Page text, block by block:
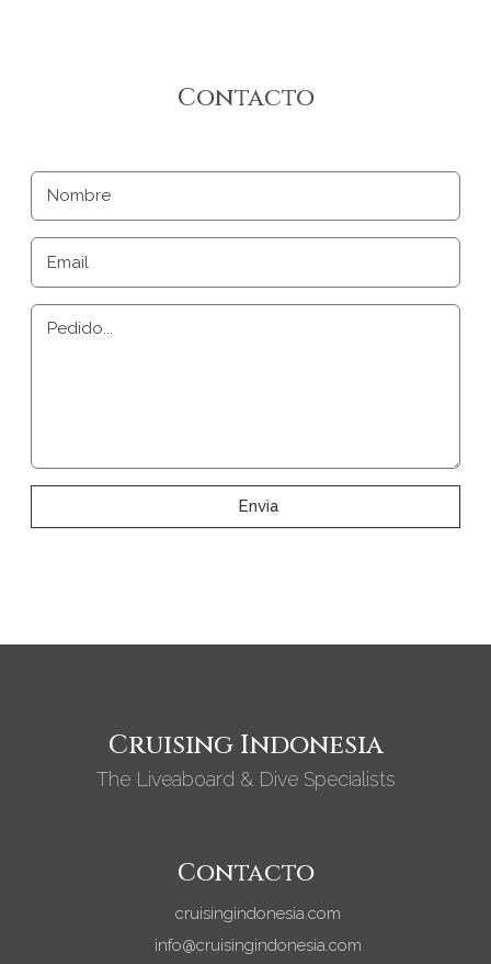
Contacto
Nombre
Email
Pedido...
Envìa
Cruising Indonesia
The Liveaboard & Dive Specialists
Contacto
cruisingindonesia.com
info@cruisingindonesia.com